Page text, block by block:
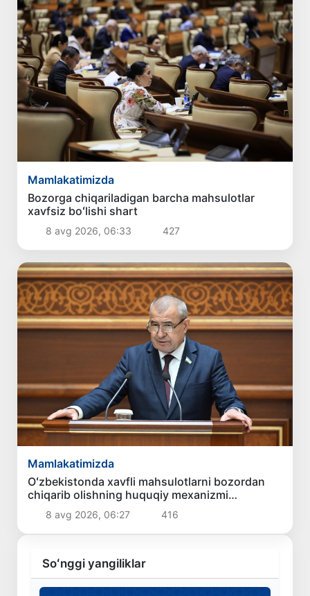
Mamlakatimizda
Bozorga chiqariladigan barcha mahsulotlar
xavfsiz boʻlishi shart
8 avg 2026, 06:33 427
Mamlakatimizda
Oʻzbekistonda xavfli mahsulotlarni bozordan
chiqarib olishning huquqiy mexanizmi
belgilanadi
8 avg 2026, 06:27 416
Soʻnggi yangiliklar